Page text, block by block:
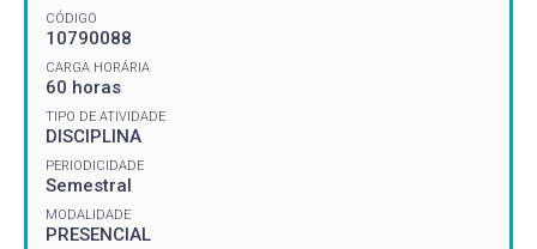
CÓDIGO
10790088
CARGA HORÁRIA
60 horas
TIPO DE ATIVIDADE
DISCIPLINA
PERIODICIDADE
Semestral
MODALIDADE
PRESENCIAL